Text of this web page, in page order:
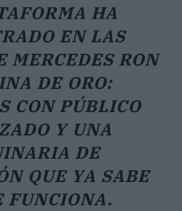
HA
EN LAS
MERCEDES RON
DE ORO:
CON PÚBLICO
Y UNA
DE
QUE YA SABE
FUNCIONA.